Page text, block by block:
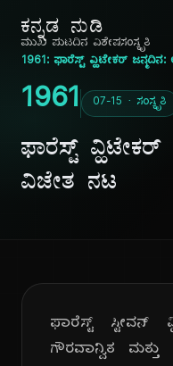
ಕನ್ನಡ ನುಡಿ
ಮುಖ ಪುಟದಿನ ವಿಶೇಷಸಂಸ್ಕೃತಿ
1961: ಫಾರೆಸ್ಟ್ ವ್ಹಿಟೇಕರ್ ಜನ್ಮದಿನ:
1961 07-15 · ಸಂಸ್ಕೃತಿ
ಫಾರೆಸ್ಟ್ ವ್ಹಿಟೇಕರ್
ವಿಜೇತ ನಟ
ಫಾರೆಸ್ಟ್ ಸ್ಟೀವನ್
ಗೌರವಾನ್ವಿತ